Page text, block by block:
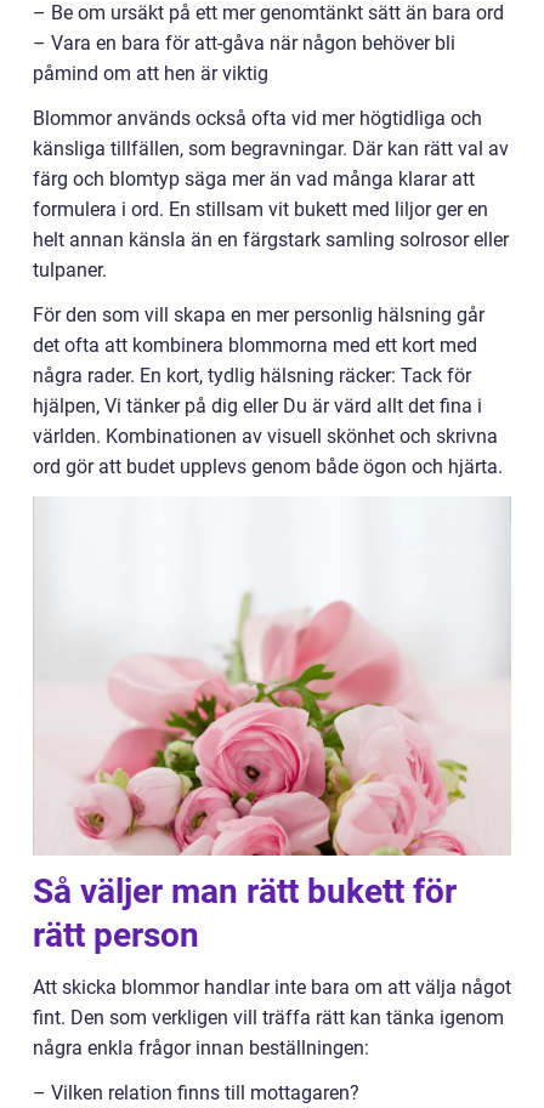
– Be om ursäkt på ett mer genomtänkt sätt än bara ord
– Vara en bara för att-gåva när någon behöver bli
påmind om att hen är viktig
Blommor används också ofta vid mer högtidliga och
känsliga tillfällen, som begravningar. Där kan rätt val av
färg och blomtyp säga mer än vad många klarar att
formulera i ord. En stillsam vit bukett med liljor ger en
helt annan känsla än en färgstark samling solrosor eller
tulpaner.
För den som vill skapa en mer personlig hälsning går
det ofta att kombinera blommorna med ett kort med
några rader. En kort, tydlig hälsning räcker: Tack för
hjälpen, Vi tänker på dig eller Du är värd allt det fina i
världen. Kombinationen av visuell skönhet och skrivna
ord gör att budet upplevs genom både ögon och hjärta.
Så väljer man rätt bukett för
rätt person
Att skicka blommor handlar inte bara om att välja något
fint. Den som verkligen vill träffa rätt kan tänka igenom
några enkla frågor innan beställningen:
– Vilken relation finns till mottagaren?